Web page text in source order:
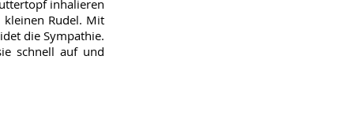
inhalieren
Rudel. Mit
die Sympathie.
schnell auf und